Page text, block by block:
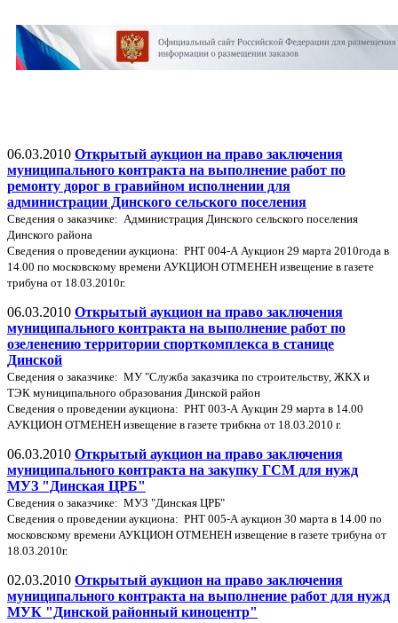
06.03.2010 Открытый аукцион на право заключения
муниципального контракта на выполнение работ по
ремонту дорог в гравийном исполнении для
администрации Динского сельского поселения
Cведения о заказчике: Администрация Динского сельского поселения
Динского района
Сведения о проведении аукциона: РНТ 004-А Аукцион 29 марта 2010года в
14.00 по московскому времени АУКЦИОН ОТМЕНЕН извещение в газете
трибуна от 18.03.2010г.
06.03.2010 Открытый аукцион на право заключения
муниципального контракта на выполнение работ по
озеленению территории спорткомплекса в станице
Динской
Cведения о заказчике: МУ "Служба заказчика по строительству, ЖКХ и
ТЭК муниципального образования Динской район
Сведения о проведении аукциона: РНТ 003-А Аукцин 29 марта в 14.00
АУКЦИОН ОТМЕНЕН извещение в газете трибкна от 18.03.2010 г.
06.03.2010 Открытый аукцион на право заключения
муниципального контракта на закупку ГСМ для нужд
МУЗ "Динская ЦРБ"
Cведения о заказчике: МУЗ "Динская ЦРБ"
Сведения о проведении аукциона: РНТ 005-А аукцион 30 марта в 14.00 по
московскому времени АУКЦИОН ОТМЕНЕН извещение в газете трибуна от
18.03.2010г.
02.03.2010 Открытый аукцион на право заключения
муниципального контракта на выполнение работ для нужд
МУК "Динской районный киноцентр"